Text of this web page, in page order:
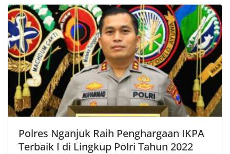
Polres Nganjuk Raih Penghargaan IKPA
Terbaik I di Lingkup Polri Tahun 2022